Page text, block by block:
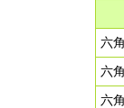
六
六
六